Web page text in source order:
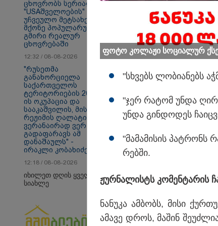
თბილისი - ანტალია
950.80 ლარიდან
ცხოვრობს სერიალ
"USAშველოების"
უჩვეულო მეტსახელის
მქონე პოპულარული
გმირი რეალურ
ცხოვრებაში
12:32 / 08-08-2026
"რუსეთმა
განახორციელა
საქართველოს
ტერიტორიების 20%-
ის ოკუპაცია და
სააკაშვილის, მისი
რეჟიმის ღალატი
ვერანაირად ვერ
გადაფარავს ამ
დანაშაულს" -
ირაკლი კობახიძე
12:18 / 08-08-2026
იხილეთ დღის ყველა
სიახლე
ფოტო კო­ლა­ჟი სო­ცი­ა­ლურ
"სხვებს ლო­ბი­ა­ნებს
"ჯერ რა­ტომ უნდა
უნდა გინ­დო­დეს
"მა­მა­მი­სის პატ­რონს
რებ­ში.
ჟურ­ნა­ლისტს კო­მენ­ტა­რის
ნა­ნუ­კა ამ­ბობს, მისი
ამა­ვე დროს, მა­შინ